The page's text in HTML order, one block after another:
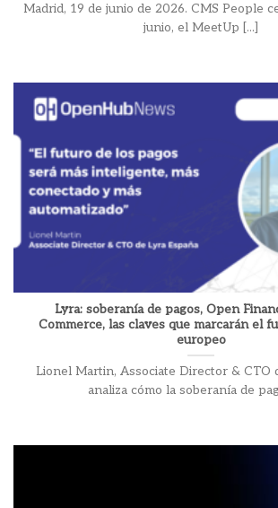
Madrid, 19 de junio de 2026. CMS People
junio, el MeetUp [...]
Lyra: soberanía de pagos, Open
Commerce, las claves que marcarán el
europeo
Lionel Martin, Associate Director & CTO
analiza cómo la soberanía de